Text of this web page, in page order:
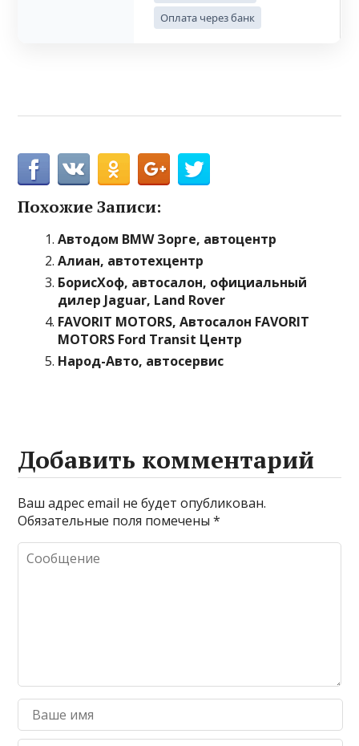
Оплата через банк
Похожие Записи:
Автодом BMW Зорге, автоцентр
Алиан, автотехцентр
БорисХоф, автосалон, официальный
дилер Jaguar, Land Rover
FAVORIT MOTORS, Автосалон FAVORIT
MOTORS Ford Transit Центр
Народ-Авто, автосервис
Добавить комментарий
Ваш адрес email не будет опубликован.
Обязательные поля помечены*